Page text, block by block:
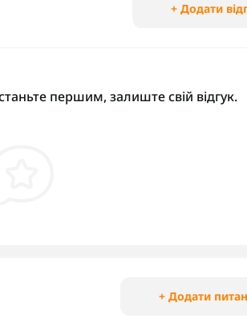
+ Додати
першим, залиште свій відгук.
+ Додати